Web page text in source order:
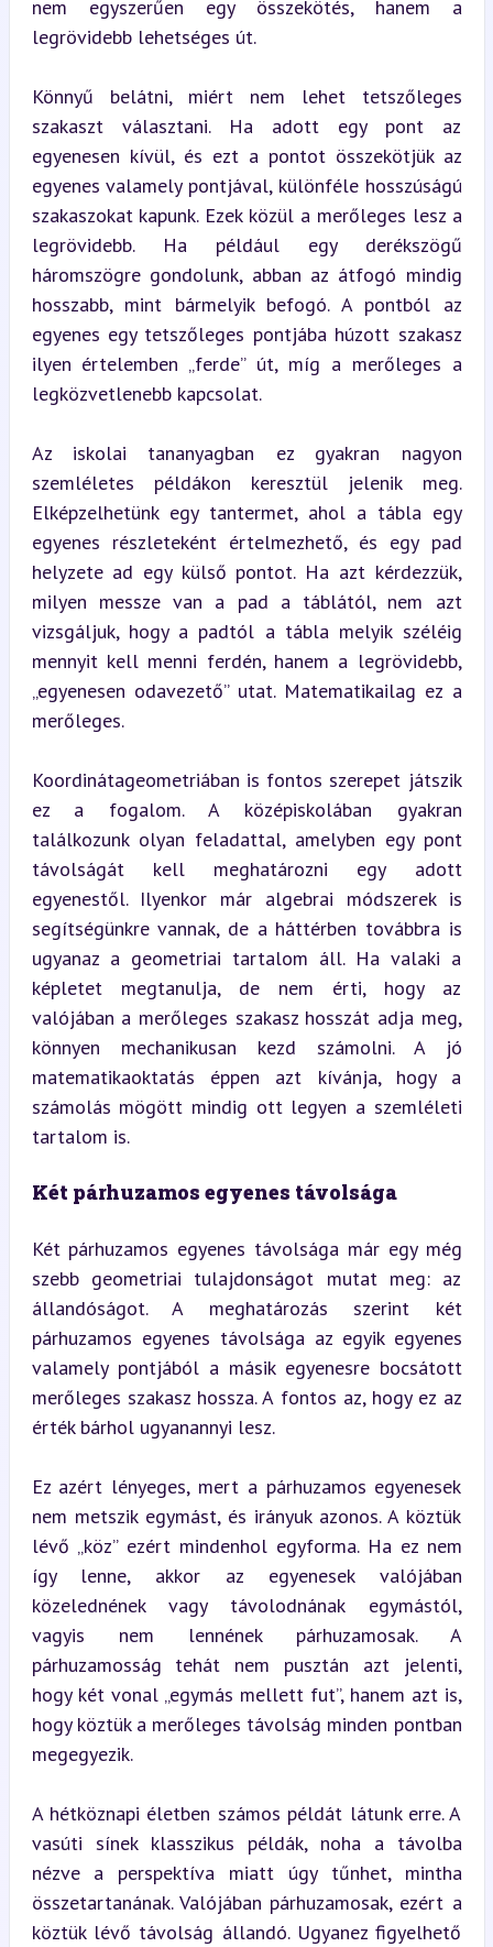
nem egyszerűen egy összekötés, hanem a
legrövidebb lehetséges út.
Könnyű belátni, miért nem lehet tetszőleges
szakaszt választani. Ha adott egy pont az
egyenesen kívül, és ezt a pontot összekötjük az
egyenes valamely pontjával, különféle hosszúságú
szakaszokat kapunk. Ezek közül a merőleges lesz a
legrövidebb. Ha például egy derékszögű
háromszögre gondolunk, abban az átfogó mindig
hosszabb, mint bármelyik befogó. A pontból az
egyenes egy tetszőleges pontjába húzott szakasz
ilyen értelemben „ferde” út, míg a merőleges a
legközvetlenebb kapcsolat.
Az iskolai tananyagban ez gyakran nagyon
szemléletes példákon keresztül jelenik meg.
Elképzelhetünk egy tantermet, ahol a tábla egy
egyenes részleteként értelmezhető, és egy pad
helyzete ad egy külső pontot. Ha azt kérdezzük,
milyen messze van a pad a táblától, nem azt
vizsgáljuk, hogy a padtól a tábla melyik széléig
mennyit kell menni ferdén, hanem a legrövidebb,
„egyenesen odavezető” utat. Matematikailag ez a
merőleges.
Koordinátageometriában is fontos szerepet játszik
ez a fogalom. A középiskolában gyakran
találkozunk olyan feladattal, amelyben egy pont
távolságát kell meghatározni egy adott
egyenestől. Ilyenkor már algebrai módszerek is
segítségünkre vannak, de a háttérben továbbra is
ugyanaz a geometriai tartalom áll. Ha valaki a
képletet megtanulja, de nem érti, hogy az
valójában a merőleges szakasz hosszát adja meg,
könnyen mechanikusan kezd számolni. A jó
matematikaoktatás éppen azt kívánja, hogy a
számolás mögött mindig ott legyen a szemléleti
tartalom is.
Két párhuzamos egyenes távolsága
Két párhuzamos egyenes távolsága már egy még
szebb geometriai tulajdonságot mutat meg: az
állandóságot. A meghatározás szerint két
párhuzamos egyenes távolsága az egyik egyenes
valamely pontjából a másik egyenesre bocsátott
merőleges szakasz hossza. A fontos az, hogy ez az
érték bárhol ugyanannyi lesz.
Ez azért lényeges, mert a párhuzamos egyenesek
nem metszik egymást, és irányuk azonos. A köztük
lévő „köz” ezért mindenhol egyforma. Ha ez nem
így lenne, akkor az egyenesek valójában
közelednének vagy távolodnának egymástól,
vagyis nem lennének párhuzamosak. A
párhuzamosság tehát nem pusztán azt jelenti,
hogy két vonal „egymás mellett fut”, hanem azt is,
hogy köztük a merőleges távolság minden pontban
megegyezik.
A hétköznapi életben számos példát látunk erre. A
vasúti sínek klasszikus példák, noha a távolba
nézve a perspektíva miatt úgy tűnhet, mintha
összetartanának. Valójában párhuzamosak, ezért a
köztük lévő távolság állandó. Ugyanez figyelhető